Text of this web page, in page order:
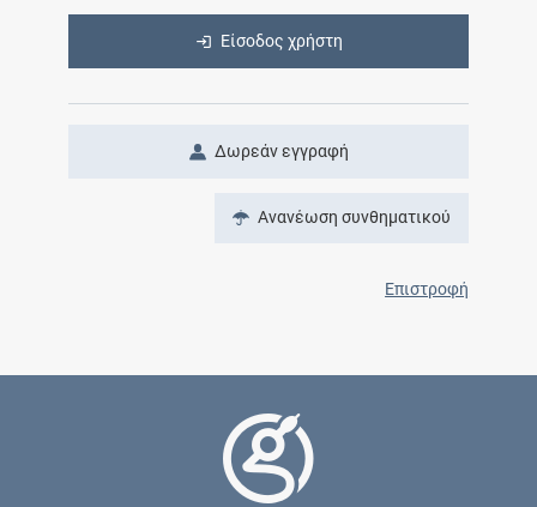
Είσοδος χρήστη
Δωρεάν εγγραφή
Ανανέωση συνθηματικού
Επιστροφή